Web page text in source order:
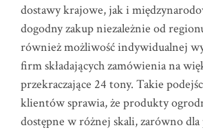
dostawy krajowe, jak i
dogodny zakup niezależnie od
również możliwość indywidualnej
firm składających zamówienia na
przekraczające 24 tony. Takie
klientów sprawia, że produkty
dostępne w różnej skali, zarówno